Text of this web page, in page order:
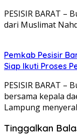
PESISIR BARAT –
dari Muslimat
Pemkab Pesisir
Siap Ikuti Proses
PESISIR BARAT –
bersama kepala
Lampung
Tinggalkan